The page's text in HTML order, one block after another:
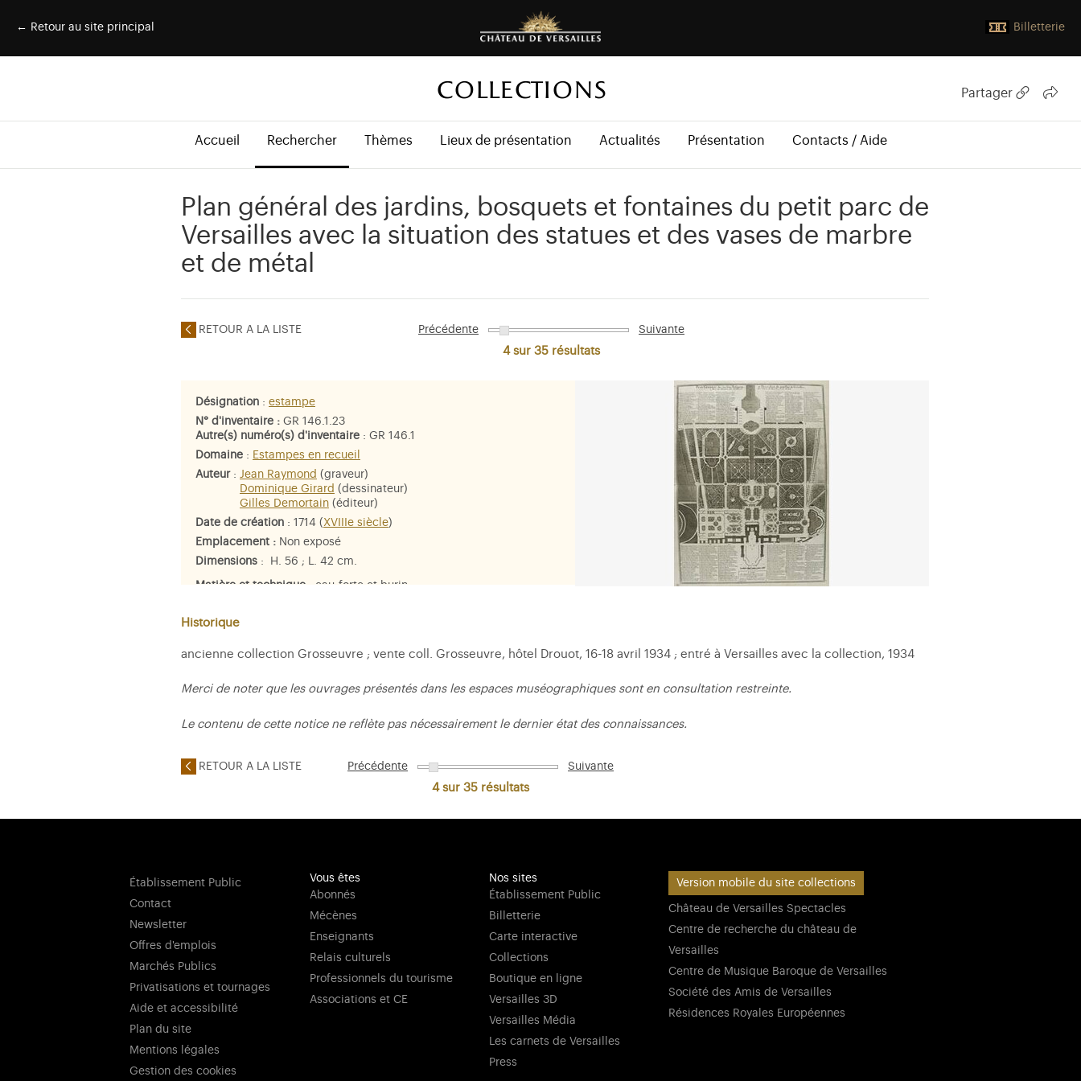
Billetterie
← Retour au site principal
COLLECTIONS Partager
Accueil Rechercher Thèmes Lieux de présentation Actualités Présentation Contacts / Aide
Plan général des jardins, bosquets et fontaines du petit parc de
Versailles avec la situation des statues et des vases de marbre
et de métal
RETOUR A LA LISTE Précédente Suivante
4 sur 35 résultats
Désignation : estampe
N° d'inventaire : GR 146.1.23
Autre(s) numéro(s) d'inventaire : GR 146.1
Domaine : Estampes en recueil
Auteur: Jean Raymond (graveur)
Dominique Girard (dessinateur)
Gilles Demortain (éditeur)
Date de création : 1714 ( XVIIIe siècle)
Emplacement : Non exposé
Dimensions : H. 56 ; L. 42 cm.
Matière et technique : eau-forte et burin
Historique
ancienne collection Grosseuvre ; vente coll. Grosseuvre, hôtel Drouot, 16-18 avril 1934 ; entré à Versailles avec la collection, 1934
Merci de noter que les ouvrages présentés dans les espaces muséographiques sont en consultation restreinte.
Le contenu de cette notice ne reflète pas nécessairement le dernier état des connaissances.
RETOUR A LA LISTE Précédente Suivante
4 sur 35 résultats
Établissement Public
Contact
Newsletter
Offres d'emplois
Marchés Publics
Privatisations et tournages
Aide et accessibilité
Plan du site
Mentions légales
Gestion des cookies
Vous êtes
Abonnés
Mécènes
Enseignants
Relais culturels
Professionnels du tourisme
Associations et CE
Nos sites
Établissement Public
Billetterie
Carte interactive
Collections
Boutique en ligne
Versailles 3D
Versailles Média
Les carnets de Versailles
Press
Version mobile du site collections
Château de Versailles Spectacles
Centre de recherche du château de
Versailles
Centre de Musique Baroque de Versailles
Société des Amis de Versailles
Résidences Royales Européennes